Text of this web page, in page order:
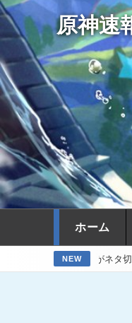
原神速
ホーム
NEW
ザがネタ切れしてるとか言